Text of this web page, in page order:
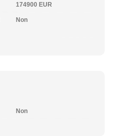
174900 EUR
Non
Non